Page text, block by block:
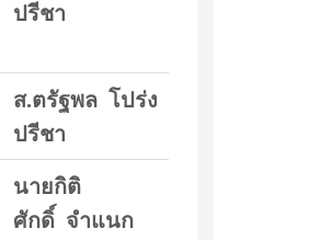
ปรีชา
ส.ตรัฐพล โปร่ง
ปรีชา
นายกิติ
ศักดิ์ จำแนก